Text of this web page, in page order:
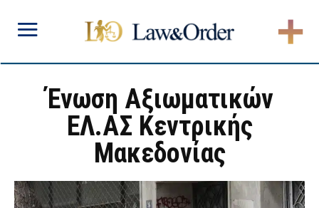
Ένωση Αξιωματικών
ΕΛ.ΑΣ Κεντρικής
Μακεδονίας